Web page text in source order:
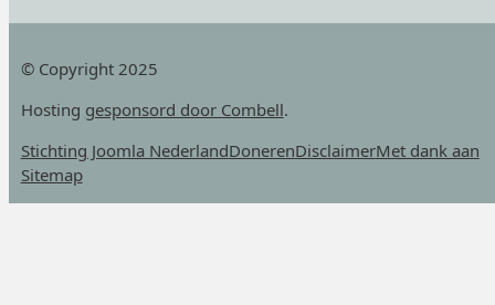
© Copyright 2025
Hosting gesponsord door Combell.
Stichting Joomla NederlandDonerenDisclaimerMet dank aan
Sitemap